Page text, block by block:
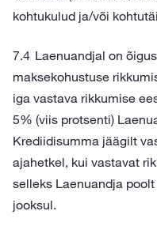
kohtukulud ja/või
Laenuandjal on
maksekohustuse
iga vastava rikkumise
5% (viis protsenti)
Krediidisumma jäägilt
ajahetkel, kui vastavat
selleks Laenuandja
jooksul.